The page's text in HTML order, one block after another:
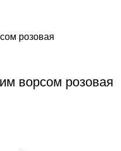
ворсом розовая